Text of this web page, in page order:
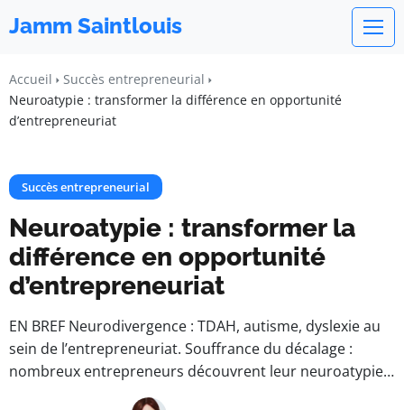
Jamm Saintlouis
Accueil
Succès entrepreneurial
Neuroatypie : transformer la différence en opportunité
d’entrepreneuriat
Succès entrepreneurial
Neuroatypie : transformer la
différence en opportunité
d’entrepreneuriat
EN BREF Neurodivergence : TDAH, autisme, dyslexie au
sein de l’entrepreneuriat. Souffrance du décalage :
nombreux entrepreneurs découvrent leur neuroatypie…